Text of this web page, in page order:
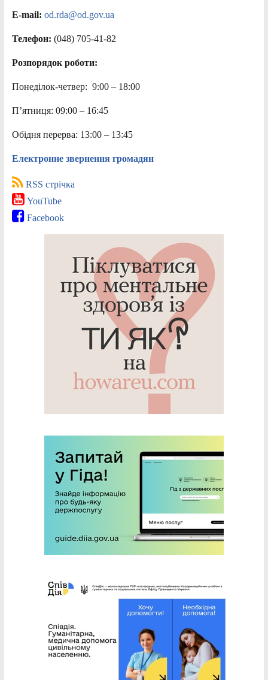
E-mail: od.rda@od.gov.ua
Телефон: (048) 705-41-82
Розпорядок роботи:
Понеділок-четвер: 9:00 – 18:00
П’ятниця: 09:00 – 16:45
Обідня перерва: 13:00 – 13:45
Електронне звернення громадян
RSS стрічка
YouTube
Facebook